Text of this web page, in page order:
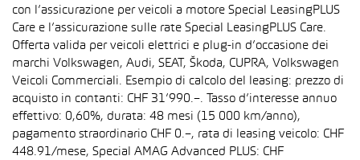
con l’assicurazione per veicoli a motore Special LeasingPLUS
Care e l’assicurazione sulle rate Special LeasingPLUS Care.
Offerta valida per veicoli elettrici e plug-in d’occasione dei
marchi Volkswagen, Audi, SEAT, Škoda, CUPRA, Volkswagen
Veicoli Commerciali. Esempio di calcolo del leasing: prezzo di
acquisto in contanti: CHF 31’990.–. Tasso d’interesse annuo
effettivo: 0,60%, durata: 48 mesi (15 000 km/anno),
pagamento straordinario CHF 0.–, rata di leasing veicolo: CHF
448.91/mese, Special AMAG Advanced PLUS: CHF